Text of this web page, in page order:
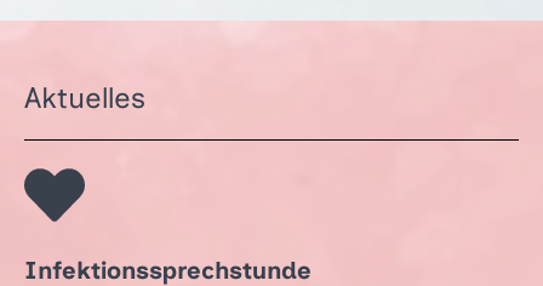
Aktuelles
Infektionssprechstunde